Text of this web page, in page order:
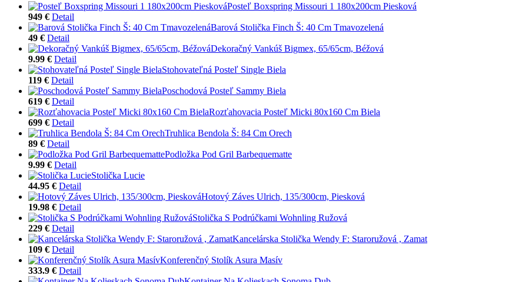
Posteľ Boxspring Missouri 1 180x200cm Piesková
949 € Detail
Barová Stolička Finch Š: 40 Cm Tmavozelená
49 € Detail
Dekoračný Vankúš Bigmex, 65/65cm, Béžová
9.99 € Detail
Stohovateľná Posteľ Single Biela
119 € Detail
Poschodová Posteľ Sammy Biela
619 € Detail
Rozťahovacia Posteľ Micki 80x160 Cm Biela
699 € Detail
Truhlica Bendola Š: 84 Cm Orech
89 € Detail
Podložka Pod Gril Barbequematte
9.99 € Detail
Stolička Lucie
44.95 € Detail
Hotový Záves Ulrich, 135/300cm, Piesková
19.98 € Detail
Stolička S Podrúčkami Wohnling Ružová
229 € Detail
Kancelárska Stolička Wendy F: Staroružová , Zamat
109 € Detail
Konferenčný Stolík Asura Masív
333.9 € Detail